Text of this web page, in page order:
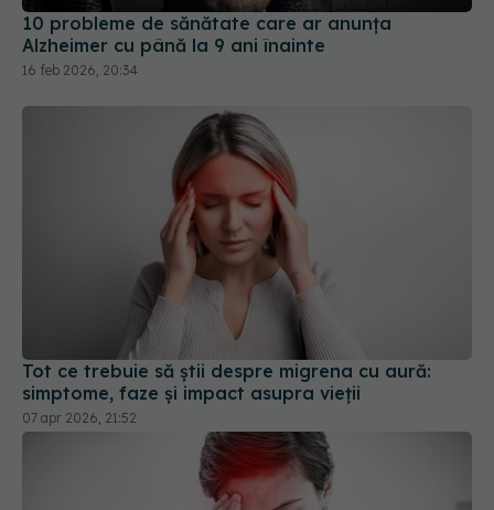
10 probleme de sănătate care ar anunța
Alzheimer cu până la 9 ani înainte
16 feb 2026, 20:34
Tot ce trebuie să știi despre migrena cu aură:
simptome, faze și impact asupra vieții
07 apr 2026, 21:52